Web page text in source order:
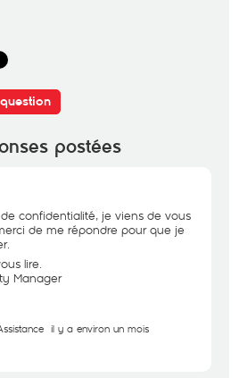
postées
confidentialité, je viens de vous
de me répondre pour que je
lire.
Manager
il y a environ un mois